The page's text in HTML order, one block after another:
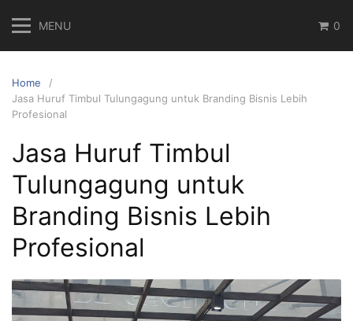
content
MENU 0
Home
Jasa Huruf Timbul Tulungagung untuk Branding Bisnis Lebih
Profesional
Jasa Huruf Timbul
Tulungagung untuk
Branding Bisnis Lebih
Profesional